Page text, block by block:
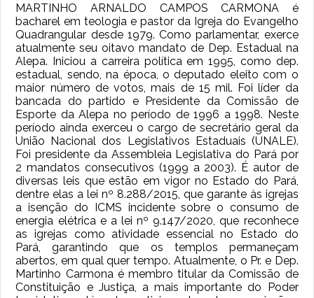
MARTINHO ARNALDO CAMPOS CARMONA é
bacharel em teologia e pastor da Igreja do Evangelho
Quadrangular desde 1979. Como parlamentar, exerce
atualmente seu oitavo mandato de Dep. Estadual na
Alepa. Iniciou a carreira política em 1995, como dep.
estadual, sendo, na época, o deputado eleito com o
maior número de votos, mais de 15 mil. Foi líder da
bancada do partido e Presidente da Comissão de
Esporte da Alepa no período de 1996 a 1998. Neste
período ainda exerceu o cargo de secretário geral da
União Nacional dos Legislativos Estaduais (UNALE).
Foi presidente da Assembleia Legislativa do Pará por
2 mandatos consecutivos (1999 a 2003). É autor de
diversas leis que estão em vigor no Estado do Pará,
dentre elas a lei nº 8.288/2015, que garante às igrejas
a isenção do ICMS incidente sobre o consumo de
energia elétrica e a lei nº 9.147/2020, que reconhece
as igrejas como atividade essencial no Estado do
Pará, garantindo que os templos permaneçam
abertos, em qual quer tempo. Atualmente, o Pr. e Dep.
Martinho Carmona é membro titular da Comissão de
Constituição e Justiça, a mais importante do Poder